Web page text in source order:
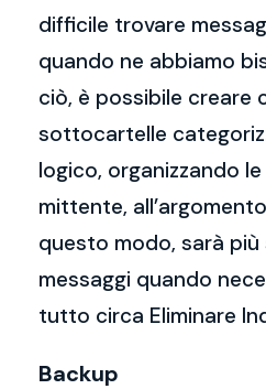
difficile trovare
quando ne abbiamo
ciò, è possibile creare
sottocartelle
logico, organizzando
mittente,
questo modo, sarà
messaggi quando
tutto circa Eliminare
Backup